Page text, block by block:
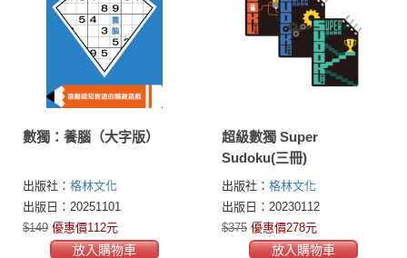
數獨：養腦（大字版）
出版社： 格林文化
出版日：20251101
$149 優惠價112元
放入購物車
超級數獨 Super
Sudoku(三冊)
出版社： 格林文化
出版日：20230112
$375 優惠價278元
放入購物車